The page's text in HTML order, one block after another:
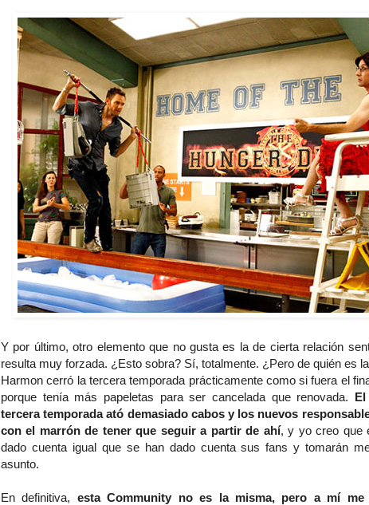
Y por último, otro elemento que no gusta es la de cierta relación
resulta muy forzada. ¿Esto sobra? Sí, totalmente. ¿Pero de quién es
Harmon cerró la tercera temporada prácticamente como si fuera el
porque tenía más papeletas para ser cancelada que renovada.
tercera temporada ató demasiado cabos y los nuevos
con el marrón de tener que seguir a partir de ahí, y yo creo que
dado cuenta igual que se han dado cuenta sus fans y tomarán
asunto.
En definitiva, esta Community no es la misma, pero a mí me